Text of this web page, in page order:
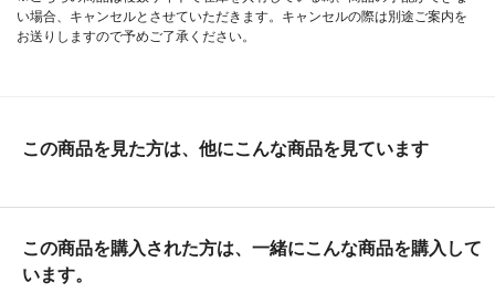
い場合、キャンセルとさせていただきます。キャンセルの際は別途ご案内を
お送りしますので予めご了承ください。
この商品を見た方は、他にこんな商品を見ています
この商品を購入された方は、一緒にこんな商品を購入して
います。